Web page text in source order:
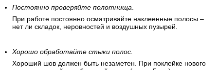
Постоянно проверяйте полотнища.
При работе постоянно осматривайте наклеенные полосы –
нет ли складок, неровностей и воздушных пузырей.
Хорошо обработайте стыки полос.
Хороший шов должен быть незаметен. При поклейке нового